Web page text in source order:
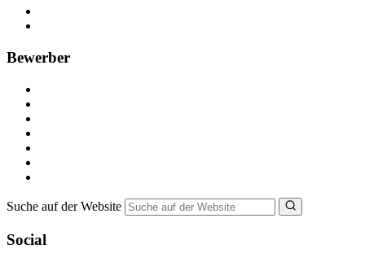
Bewerber
Suche auf der Website
Social